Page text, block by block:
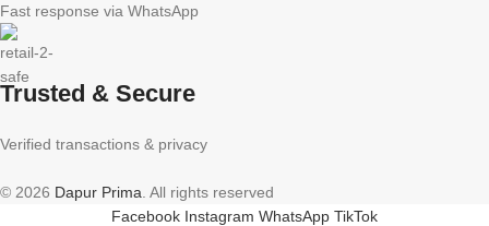
Fast response via WhatsApp
Trusted & Secure
Verified transactions & privacy
© 2026 Dapur Prima . All rights reserved
Facebook Instagram WhatsApp TikTok